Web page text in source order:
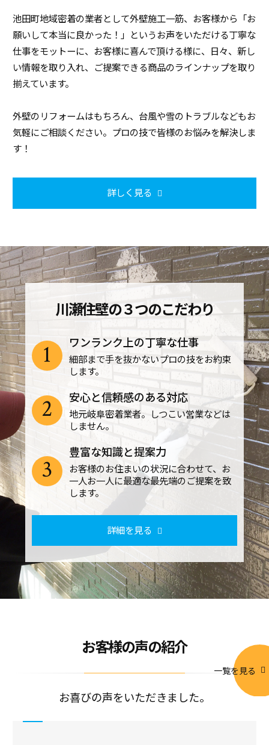
池田町地域密着の業者として外壁施工一筋、お客様から「お
願いして本当に良かった！」というお声をいただける丁寧な
仕事をモットーに、お客様に喜んで頂ける様に、日々、新し
い情報を取り入れ、ご提案できる商品のラインナップを取り
揃えています。
外壁のリフォームはもちろん、台風や雪のトラブルなどもお
気軽にご相談ください。プロの技で皆様のお悩みを解決しま
す！
詳しく見る
川瀬住壁の３つのこだわり
ワンランク上の丁寧な仕事
細部まで手を抜かないプロの技をお約束
します。
1
安心と信頼感のある対応
地元岐阜密着業者。しつこい営業などは
しません。
2
豊富な知識と提案力
お客様のお住まいの状況に合わせて、お
一人お一人に最適な最先端のご提案を致
します。
3
詳細を見る
お客様の声の紹介
お喜びの声をいただきました。
一覧を見る